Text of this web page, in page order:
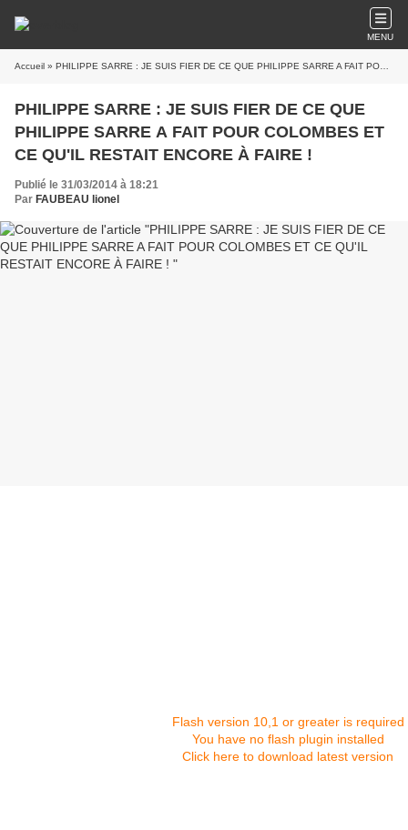
MENU
Accueil » PHILIPPE SARRE : JE SUIS FIER DE CE QUE PHILIPPE SARRE A FAIT POUR COLOMBES ET CE QU'IL RESTAIT ENCORE À FAIRE !
PHILIPPE SARRE : JE SUIS FIER DE CE QUE
PHILIPPE SARRE A FAIT POUR COLOMBES ET
CE QU'IL RESTAIT ENCORE À FAIRE !
Publié le 31/03/2014 à 18:21
Par FAUBEAU lionel
Flash version 10,1 or greater is required
You have no flash plugin installed
Click here to download latest version